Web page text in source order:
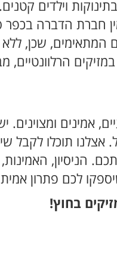
וילדים
חברת הדברה
המתאימים, שכן,
הרלוונטיים,
ומצוינים. יש
אצלנו תוכלו לקבל
הניסיון,
לכם פתרון